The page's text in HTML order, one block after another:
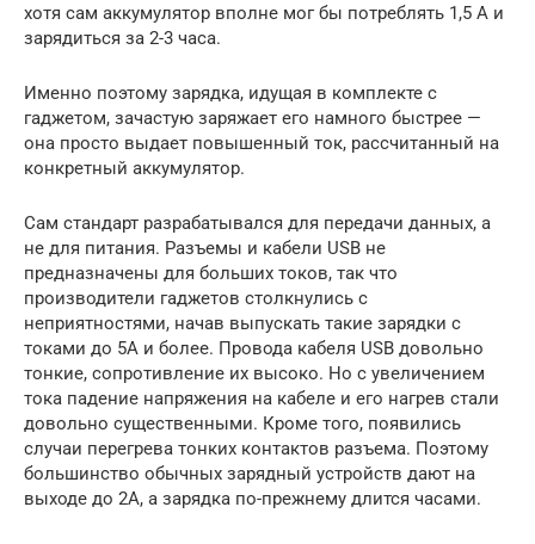
хотя сам аккумулятор вполне мог бы потреблять 1,5 А и
зарядиться за 2-3 часа.
Именно поэтому зарядка, идущая в комплекте с
гаджетом, зачастую заряжает его намного быстрее —
она просто выдает повышенный ток, рассчитанный на
конкретный аккумулятор.
Сам стандарт разрабатывался для передачи данных, а
не для питания. Разъемы и кабели USB не
предназначены для больших токов, так что
производители гаджетов столкнулись с
неприятностями, начав выпускать такие зарядки с
токами до 5А и более. Провода кабеля USB довольно
тонкие, сопротивление их высоко. Но с увеличением
тока падение напряжения на кабеле и его нагрев стали
довольно существенными. Кроме того, появились
случаи перегрева тонких контактов разъема. Поэтому
большинство обычных зарядный устройств дают на
выходе до 2А, а зарядка по-прежнему длится часами.